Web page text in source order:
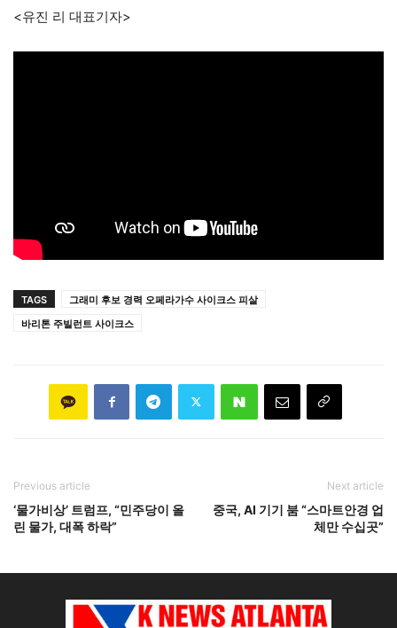
<유진 리 대표기자>
TAGS
그래미 후보 경력 오페라가수 사이크스 피살
바리톤 주빌런트 사이크스
Previous article
‘물가비상’ 트럼프, “민주당이 올
린 물가, 대폭 하락”
Next article
중국, AI 기기 붐 “스마트안경 업
체만 수십곳”